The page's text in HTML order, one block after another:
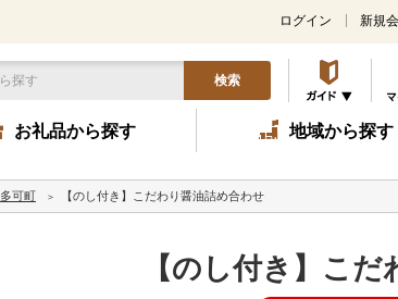
ログイン 新規
検索
お礼品から探す 地域から探す
多可町 【のし付き】こだわり醤油詰め合わせ
【のし付き】こ